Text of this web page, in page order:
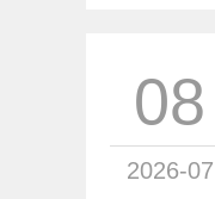
08
2026-07